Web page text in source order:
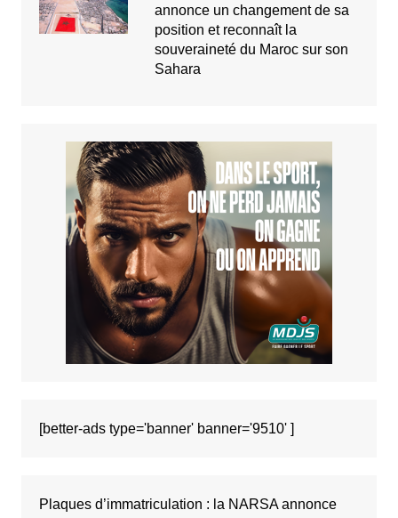
annonce un changement de sa
position et reconnaît la
souveraineté du Maroc sur son
Sahara
[better-ads type='banner' banner='9510' ]
Plaques d’immatriculation : la NARSA annonce